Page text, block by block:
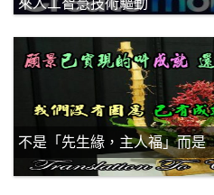
不是「先生緣，主人福」而是